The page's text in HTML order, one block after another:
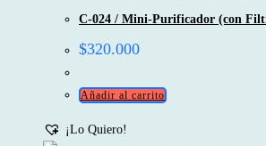
C-024 / Mini-Purificador (con
$320.000
Añadir al carrito
¡Lo Quiero!